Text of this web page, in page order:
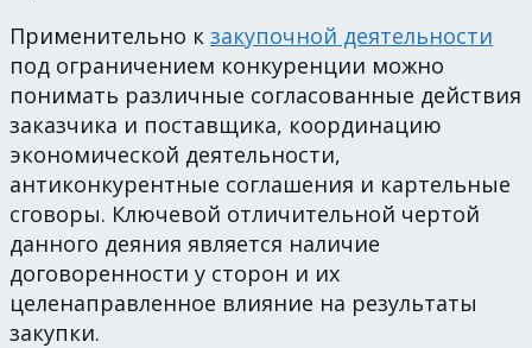
Применительно к закупочной деятельности
под ограничением конкуренции можно
понимать различные согласованные действия
заказчика и поставщика, координацию
экономической деятельности,
антиконкурентные соглашения и картельные
сговоры. Ключевой отличительной чертой
данного деяния является наличие
договоренности у сторон и их
целенаправленное влияние на результаты
закупки.